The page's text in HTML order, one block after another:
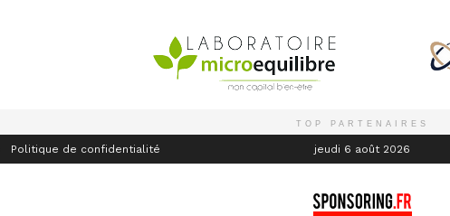
TOP PARTENAIRES
Politique de confidentialité jeudi 6 août 2026